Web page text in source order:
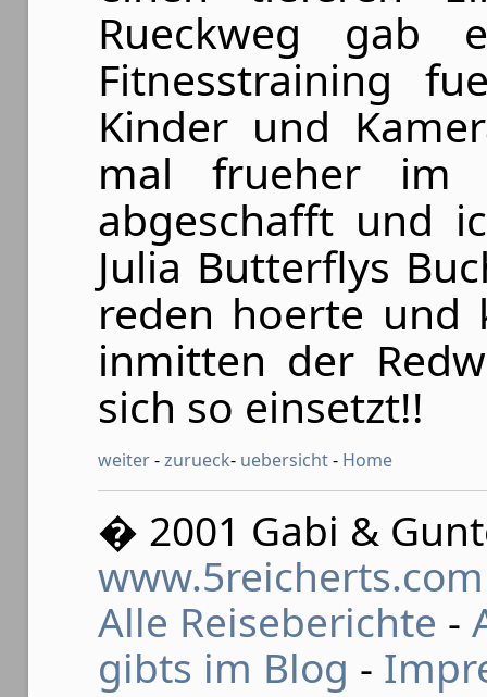
Rueckweg gab
Fitnesstraining
Kinder und
mal frueher im
abgeschafft und
Julia Butterflys
reden hoerte
inmitten der
sich so einsetzt!!
weiter-zurueck- uebersicht- Home
� 2001 Gabi &
www.5reicherts.com
Alle Reiseberichte -
gibts im Blog -